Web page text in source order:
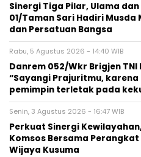
Sinergi Tiga Pilar, Ulama
01/Taman Sari Hadiri Musda
dan Persatuan Bangsa
Rabu, 5 Agustus 2026 - 14:40 WIB
Danrem 052/Wkr Brigjen TNI
“Sayangi Prajuritmu,
pemimpin terletak pada
Senin, 3 Agustus 2026 - 16:47 WIB
Perkuat Sinergi
Komsos Bersama
Wijaya Kusuma